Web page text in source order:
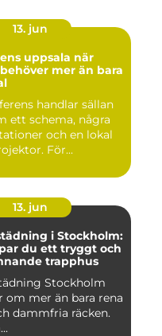
13. jun
uppsala när
mer än bara
handlar sällan
ett schema, några
och en lokal
För...
13. jun
i Stockholm:
du ett tryggt och
trapphus
Stockholm
om mer än bara rena
dammfria räcken.